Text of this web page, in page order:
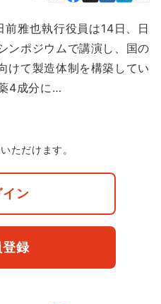
雅也執行役員は14日、日
ンポジウムで講演し、国の
けて製造体制を構築してい
4成分に…
ただけます。
イン
登録